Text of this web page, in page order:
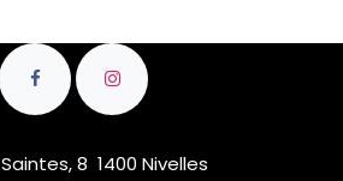
8 1400 Nivelles